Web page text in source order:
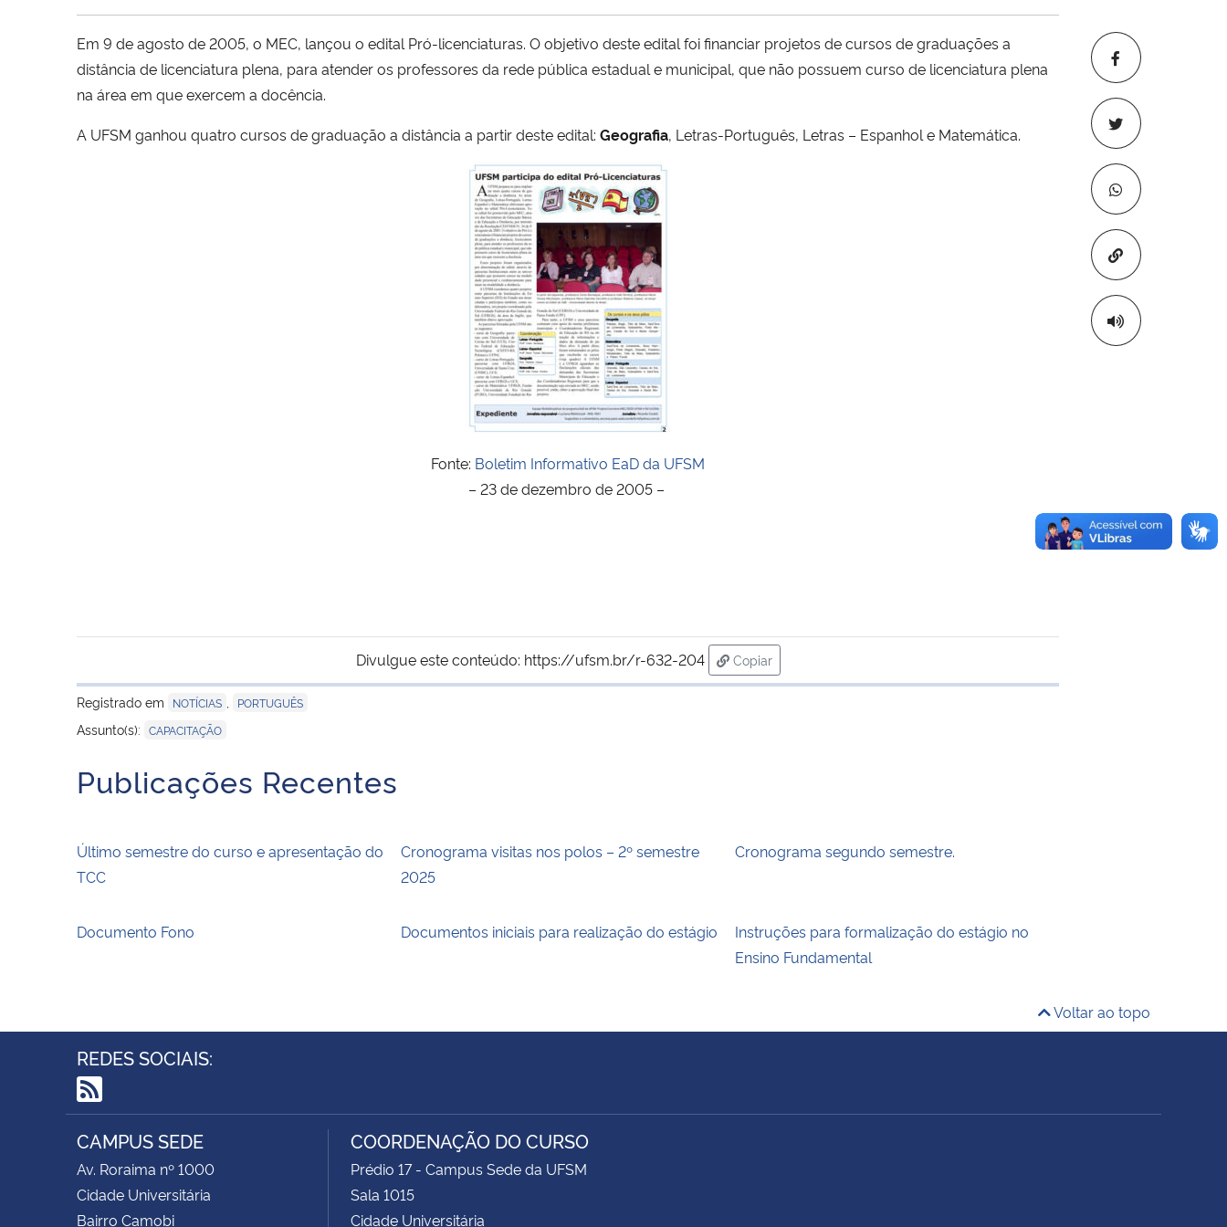
Copiar para
Em 9 de agosto de 2005, o MEC, lançou o edital Pró-licenciaturas. O objetivo deste edital foi financiar projetos de cursos de graduações a
distância de licenciatura plena, para atender os professores da rede pública estadual e municipal, que não possuem curso de licenciatura plena
na área em que exercem a docência.
A UFSM ganhou quatro cursos de graduação a distância a partir deste edital: Geografia, Letras-Português, Letras – Espanhol e Matemática.
Fonte: Boletim Informativo EaD da UFSM
– 23 de dezembro de 2005 –
Divulgue este conteúdo: https://ufsm.br/r-632-204
Copiar
para área de transferência
Registrado em
NOTÍCIAS PORTUGUÊS
Assunto(s): CAPACITAÇÃO
Publicações Recentes
Último semestre do curso e apresentação do
TCC
Cronograma visitas nos polos – 2º semestre
2025
Cronograma segundo semestre.
Documento Fono Documentos iniciais para realização do estágio
Instruções para formalização do estágio no
Ensino Fundamental
Voltar ao topo
REDES SOCIAIS:
RSS
CAMPUS SEDE
Av. Roraima nº 1000
Cidade Universitária
Bairro Camobi
COORDENAÇÃO DO CURSO
Prédio 17 - Campus Sede da UFSM
Sala 1015
Cidade Universitária